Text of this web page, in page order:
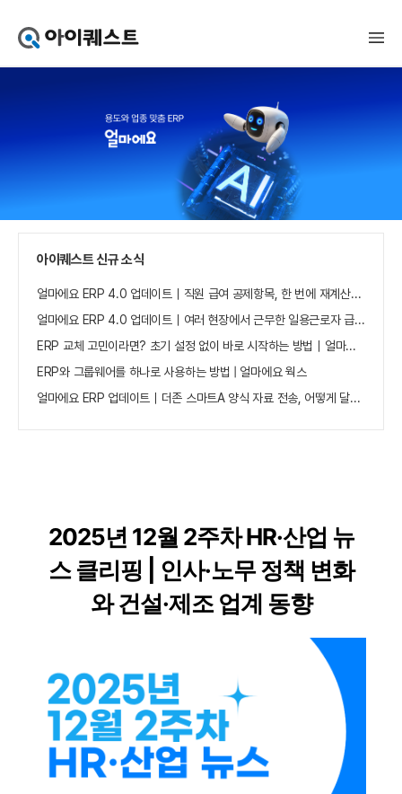
퀘
얼
마
가
기
아이퀘스트 신규 소식
얼마에요 ERP 4.0 업데이트｜직원 급여 공제항목, 한 번에 재계산하세요
얼마에요 ERP 4.0 업데이트｜여러 현장에서 근무한 일용근로자 급여, 현장별로 선택 수집하세요
ERP 교체 고민이라면? 초기 설정 없이 바로 시작하는 방법｜얼마에요 ERP
ERP와 그룹웨어를 하나로 사용하는 방법 | 얼마에요 웍스
얼마에요 ERP 업데이트｜더존 스마트A 양식 자료 전송, 어떻게 달라졌나요?
2025년 12월 2주차 HR·산업 뉴
스 클리핑 | 인사·노무 정책 변화
와 건설·제조 업계 동향